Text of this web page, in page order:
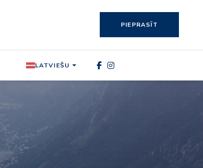
PIEPRASĪT
LATVIEŠU